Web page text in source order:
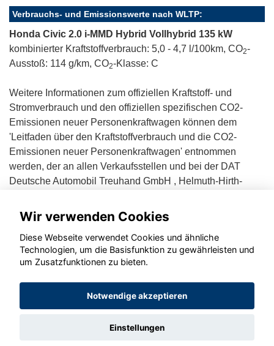
Verbrauchs- und Emissionswerte nach WLTP:
Honda Civic 2.0 i-MMD Hybrid Vollhybrid 135 kW
kombinierter Kraftstoffverbrauch: 5,0 - 4,7 l/100km, CO2-
Ausstoß: 114 g/km, CO2-Klasse: C
Weitere Informationen zum offiziellen Kraftstoff- und
Stromverbrauch und den offiziellen spezifischen CO2-
Emissionen neuer Personenkraftwagen können dem
'Leitfaden über den Kraftstoffverbrauch und die CO2-
Emissionen neuer Personenkraftwagen' entnommen
werden, der an allen Verkaufsstellen und bei der DAT
Deutsche Automobil Treuhand GmbH , Helmuth-Hirth-
© konjunkturmotor.de GmbH 2020 - 2026
Wir verwenden Cookies
Diese Webseite verwendet Cookies und ähnliche
Technologien, um die Basisfunktion zu gewährleisten und
um Zusatzfunktionen zu bieten.
Notwendige akzeptieren
Einstellungen